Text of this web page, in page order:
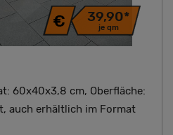
39,90*
je qm
60x40x3,8 cm, Oberfläche:
auch erhältlich im Format